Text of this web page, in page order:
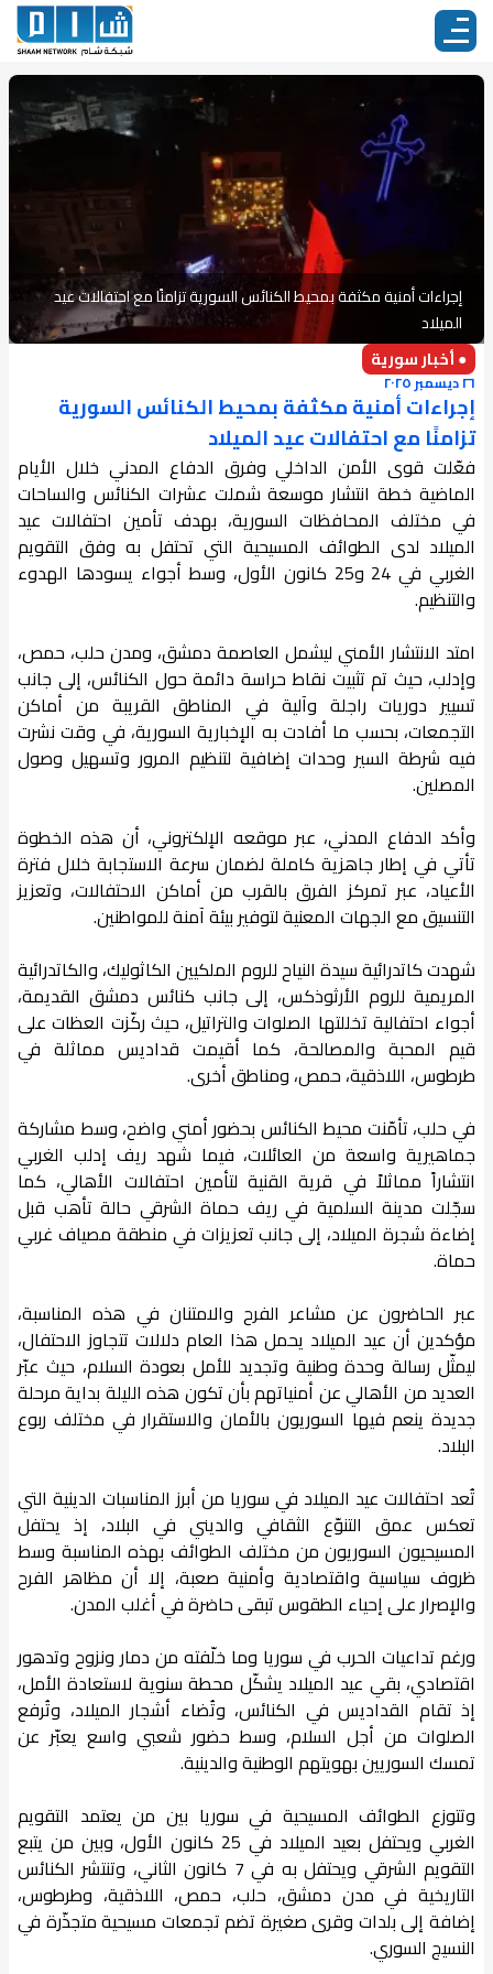
إجراءات أمنية مكثفة بمحيط الكنائس السورية تزامنًا مع احتفالات عيد
الميلاد
● أخبار سورية
٢٦ ديسمبر ٢٠٢٥
إجراءات أمنية مكثفة بمحيط الكنائس السورية
تزامنًا مع احتفالات عيد الميلاد
فعّلت قوى الأمن الداخلي وفرق الدفاع المدني خلال الأيام
الماضية خطة انتشار موسعة شملت عشرات الكنائس والساحات
في مختلف المحافظات السورية، بهدف تأمين احتفالات عيد
الميلاد لدى الطوائف المسيحية التي تحتفل به وفق التقويم
الغربي في 24 و25 كانون الأول، وسط أجواء يسودها الهدوء
والتنظيم.
امتد الانتشار الأمني ليشمل العاصمة دمشق، ومدن حلب، حمص،
وإدلب، حيث تم تثبيت نقاط حراسة دائمة حول الكنائس، إلى جانب
تسيير دوريات راجلة وآلية في المناطق القريبة من أماكن
التجمعات، بحسب ما أفادت به الإخبارية السورية، في وقت نشرت
فيه شرطة السير وحدات إضافية لتنظيم المرور وتسهيل وصول
المصلين.
وأكد الدفاع المدني، عبر موقعه الإلكتروني، أن هذه الخطوة
تأتي في إطار جاهزية كاملة لضمان سرعة الاستجابة خلال فترة
الأعياد، عبر تمركز الفرق بالقرب من أماكن الاحتفالات، وتعزيز
التنسيق مع الجهات المعنية لتوفير بيئة آمنة للمواطنين.
شهدت كاتدرائية سيدة النياح للروم الملكيين الكاثوليك، والكاتدرائية
المريمية للروم الأرثوذكس، إلى جانب كنائس دمشق القديمة،
أجواء احتفالية تخللتها الصلوات والتراتيل، حيث ركّزت العظات على
قيم المحبة والمصالحة، كما أقيمت قداديس مماثلة في
طرطوس، اللاذقية، حمص، ومناطق أخرى.
في حلب، تأمّنت محيط الكنائس بحضور أمني واضح، وسط مشاركة
جماهيرية واسعة من العائلات، فيما شهد ريف إدلب الغربي
انتشاراً مماثلاً في قرية القنية لتأمين احتفالات الأهالي، كما
سجّلت مدينة السلمية في ريف حماة الشرقي حالة تأهب قبل
إضاءة شجرة الميلاد، إلى جانب تعزيزات في منطقة مصياف غربي
حماة.
عبر الحاضرون عن مشاعر الفرح والامتنان في هذه المناسبة،
مؤكدين أن عيد الميلاد يحمل هذا العام دلالات تتجاوز الاحتفال،
ليمثّل رسالة وحدة وطنية وتجديد للأمل بعودة السلام، حيث عبّر
العديد من الأهالي عن أمنياتهم بأن تكون هذه الليلة بداية مرحلة
جديدة ينعم فيها السوريون بالأمان والاستقرار في مختلف ربوع
البلاد.
تُعد احتفالات عيد الميلاد في سوريا من أبرز المناسبات الدينية التي
تعكس عمق التنوّع الثقافي والديني في البلاد، إذ يحتفل
المسيحيون السوريون من مختلف الطوائف بهذه المناسبة وسط
ظروف سياسية واقتصادية وأمنية صعبة، إلا أن مظاهر الفرح
والإصرار على إحياء الطقوس تبقى حاضرة في أغلب المدن.
ورغم تداعيات الحرب في سوريا وما خلّفته من دمار ونزوح وتدهور
اقتصادي، بقي عيد الميلاد يشكّل محطة سنوية لاستعادة الأمل،
إذ تقام القداديس في الكنائس، وتُضاء أشجار الميلاد، وتُرفع
الصلوات من أجل السلام، وسط حضور شعبي واسع يعبّر عن
تمسك السوريين بهويتهم الوطنية والدينية.
وتتوزع الطوائف المسيحية في سوريا بين من يعتمد التقويم
الغربي ويحتفل بعيد الميلاد في 25 كانون الأول، وبين من يتبع
التقويم الشرقي ويحتفل به في 7 كانون الثاني، وتنتشر الكنائس
التاريخية في مدن دمشق، حلب، حمص، اللاذقية، وطرطوس،
إضافة إلى بلدات وقرى صغيرة تضم تجمعات مسيحية متجذّرة في
النسيج السوري.